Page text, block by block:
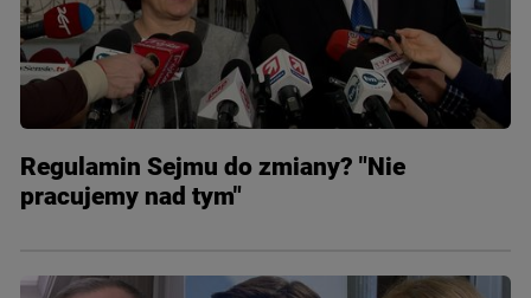
Regulamin Sejmu do zmiany? "Nie
pracujemy nad tym"